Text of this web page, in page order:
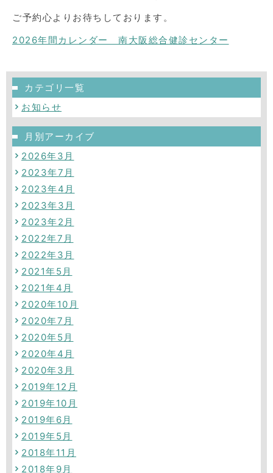
ご予約心よりお待ちしております。
2026年間カレンダー 南大阪総合健診センター
カテゴリ一覧
お知らせ
月別アーカイブ
2026年3月
2023年7月
2023年4月
2023年3月
2023年2月
2022年7月
2022年3月
2021年5月
2021年4月
2020年10月
2020年7月
2020年5月
2020年4月
2020年3月
2019年12月
2019年10月
2019年6月
2019年5月
2018年11月
2018年9月